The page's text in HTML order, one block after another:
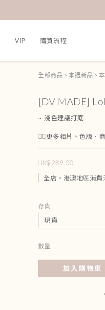
VIP 購買流程
全部商品 > 本週新品 >
[DV MADE]
~ 淺色建議打底
👇🏻更多相片、色版、
HK$289.00
全店，港澳地區消
存貨
數量
加入購物車